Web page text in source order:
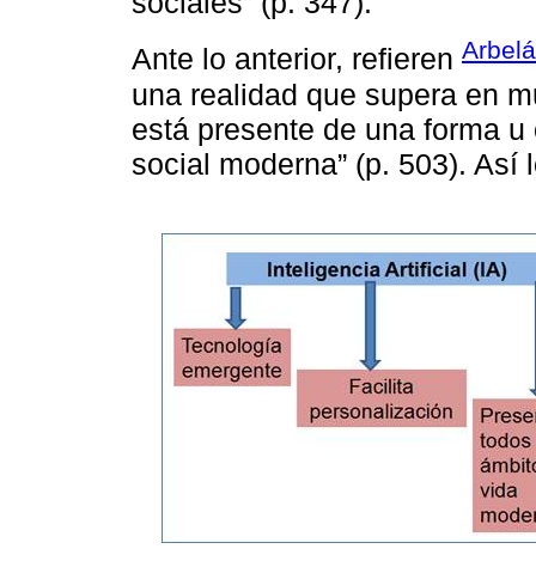
Ante lo anterior, refieren
una realidad que supera en
está presente de una forma
social moderna” (p. 503).